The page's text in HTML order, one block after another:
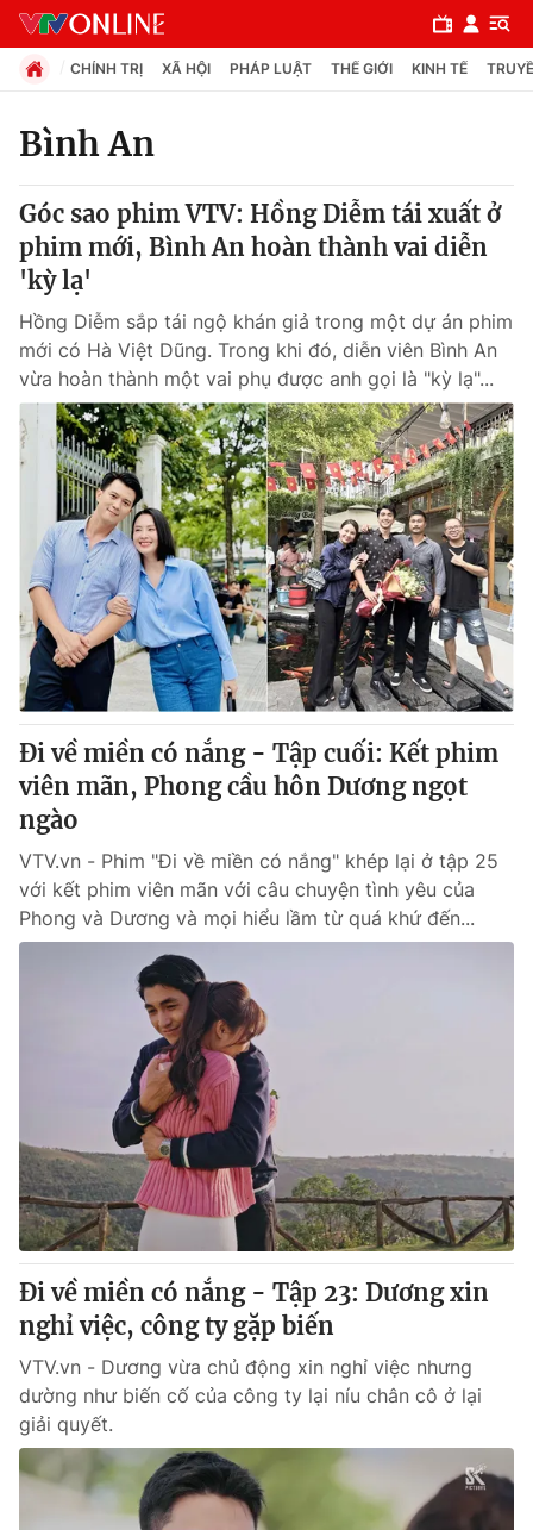
Chuyên mục
Chính trị
Xã hội
Pháp luật
Y tế
Thế giới
Tin tức
Thế giới đó đây
Câu chuyện quốc tế
Kinh tế
Tài chính
Thị trường
Góc doanh nghiệp
Dữ liệu và đời sống
Truyền hình
Phim VTV
Hậu trường
Nhân vật
Khán giả
Giải trí
Điện ảnh
Âm nhạc
Đời sống
Du lịch
Chất lượng cuộc sống
Giáo dục
Học trực tuyến
Hitech Công nghệ tương lai
Thị trường
Tư vấn
Giao lưu trực tuyến
Lịch phát sóng
Chuyên mục khác
Emagazine Podcast
Photo Infographic
Video Shorts video
VTV Money VTV Thể thao
CHÍNH TRỊ XÃ HỘI PHÁP LUẬT THẾ GIỚI KINH TẾ
Bình An
Góc sao phim VTV: Hồng Diễm tái xuất ở
phim mới, Bình An hoàn thành vai diễn
'kỳ lạ'
Hồng Diễm sắp tái ngộ khán giả trong một dự án phim
mới có Hà Việt Dũng. Trong khi đó, diễn viên Bình An
vừa hoàn thành một vai phụ được anh gọi là "kỳ lạ"...
Đi về miền có nắng - Tập cuối: Kết phim
viên mãn, Phong cầu hôn Dương ngọt
ngào
VTV.vn - Phim "Đi về miền có nắng" khép lại ở tập 25
với kết phim viên mãn với câu chuyện tình yêu của
Phong và Dương và mọi hiểu lầm từ quá khứ đến...
Đi về miền có nắng - Tập 23: Dương xin
nghỉ việc, công ty gặp biến
VTV.vn - Dương vừa chủ động xin nghỉ việc nhưng
dường như biến cố của công ty lại níu chân cô ở lại
giải quyết.